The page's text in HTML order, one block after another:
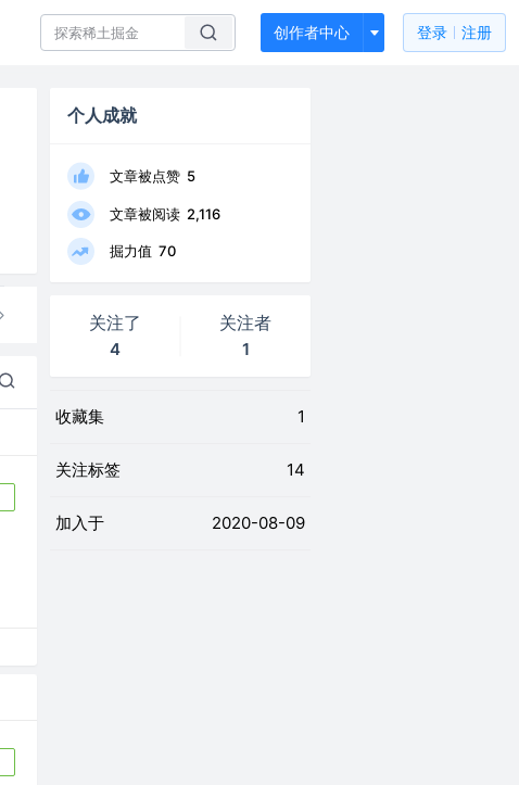
创作者中心 登录 注册
个人成就
文章被点赞 5
文章被阅读 2,116
掘力值 70
关注了
4
关注者
1
收藏集 1
关注标签 14
加入于 2020-08-09